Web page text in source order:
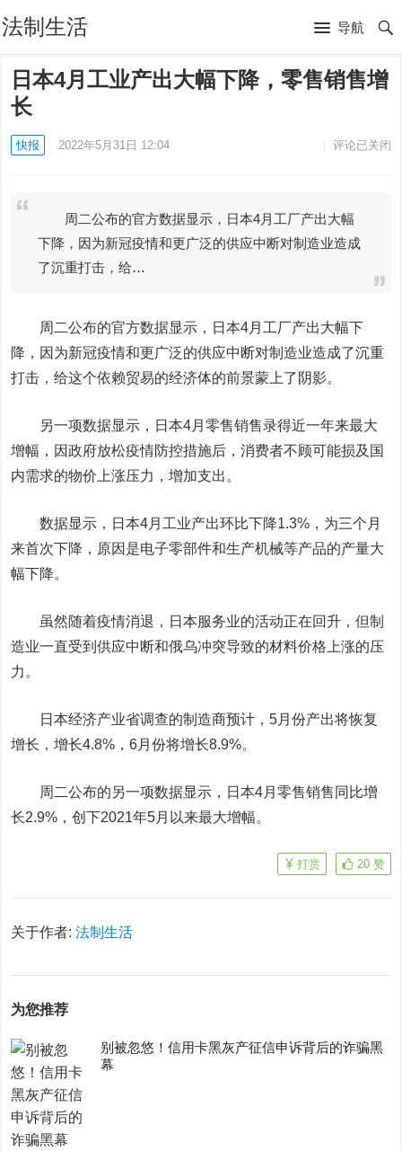
法制生活 导航
日本4月工业产出大幅下降，零售销售增
长
快报 2022年5月31日 12:04 评论已关闭
周二公布的官方数据显示，日本4月工厂产出大幅
下降，因为新冠疫情和更广泛的供应中断对制造业造成
了沉重打击，给…
周二公布的官方数据显示，日本4月工厂产出大幅下
降，因为新冠疫情和更广泛的供应中断对制造业造成了沉重
打击，给这个依赖贸易的经济体的前景蒙上了阴影。
另一项数据显示，日本4月零售销售录得近一年来最大
增幅，因政府放松疫情防控措施后，消费者不顾可能损及国
内需求的物价上涨压力，增加支出。
数据显示，日本4月工业产出环比下降1.3%，为三个月
来首次下降，原因是电子零部件和生产机械等产品的产量大
幅下降。
虽然随着疫情消退，日本服务业的活动正在回升，但制
造业一直受到供应中断和俄乌冲突导致的材料价格上涨的压
力。
日本经济产业省调查的制造商预计，5月份产出将恢复
增长，增长4.8%，6月份将增长8.9%。
周二公布的另一项数据显示，日本4月零售销售同比增
长2.9%，创下2021年5月以来最大增幅。
20 赞
打赏
关于作者:法制生活
为您推荐
别被忽悠！信用卡黑灰产征信申诉背后的诈骗黑
幕